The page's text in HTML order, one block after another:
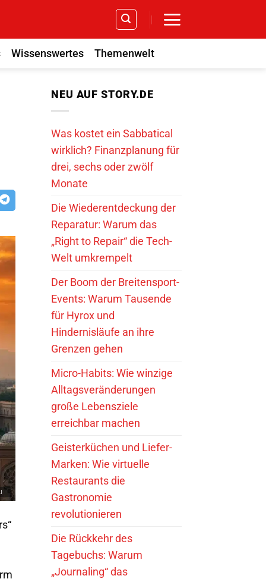
Wissenswertes Themenwelt
NEU AUF STORY.DE
Was kostet ein Sabbatical
wirklich? Finanzplanung für
drei, sechs oder zwölf
Monate
Die Wiederentdeckung der
Reparatur: Warum das
„Right to Repair“ die Tech-
Welt umkrempelt
Der Boom der Breitensport-
Events: Warum Tausende
für Hyrox und
Hindernisläufe an ihre
Grenzen gehen
Micro-Habits: Wie winzige
Alltagsveränderungen
große Lebensziele
erreichbar machen
Geisterküchen und Liefer-
Marken: Wie virtuelle
Restaurants die
Gastronomie
revolutionieren
Die Rückkehr des
Tagebuchs: Warum
„Journaling“ das